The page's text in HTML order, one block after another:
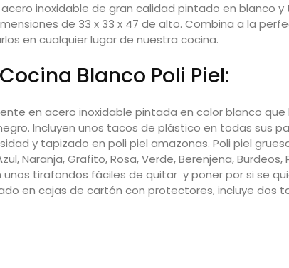
acero inoxidable de gran calidad pintado en blanco
de 33 x 33 x 47 de alto. Combina a la
en cualquier lugar de nuestra cocina.
Blanco Poli Piel:
en acero inoxidable pintada en color blanco
Incluyen unos tacos de plástico en todas sus
y tapizado en poli piel amazonas. Poli piel
Naranja, Grafito, Rosa, Verde, Berenjena,
tirafondos fáciles de quitar y poner por si se
en cajas de cartón con protectores, incluye dos